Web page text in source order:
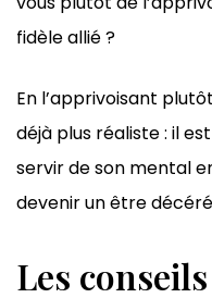
fidèle allié ?
En l’apprivoisant
déjà plus réaliste : il
servir de son mental
devenir un être
Les